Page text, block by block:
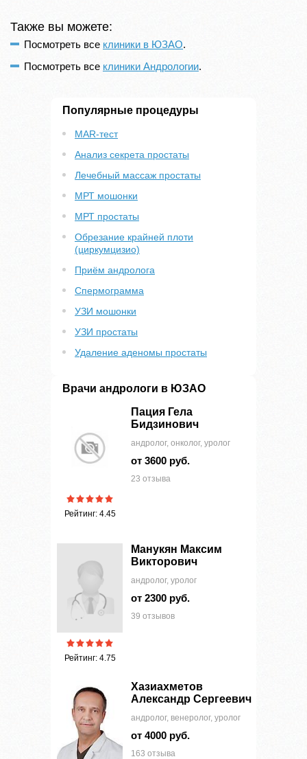
Также вы можете:
Посмотреть все клиники в ЮЗАО.
Посмотреть все клиники Андрологии.
Популярные процедуры
MAR-тест
Анализ секрета простаты
Лечебный массаж простаты
МРТ мошонки
МРТ простаты
Обрезание крайней плоти
(циркумцизио)
Приём андролога
Спермограмма
УЗИ мошонки
УЗИ простаты
Удаление аденомы простаты
Врачи андрологи в ЮЗАО
Рейтинг: 4.45
Пация Гела
Бидзинович
андролог, онколог, уролог
от 3600 руб.
23 отзыва
Рейтинг: 4.75
Манукян Максим
Викторович
андролог, уролог
от 2300 руб.
39 отзывов
Хазиахметов
Александр Сергеевич
андролог, венеролог, уролог
от 4000 руб.
163 отзыва